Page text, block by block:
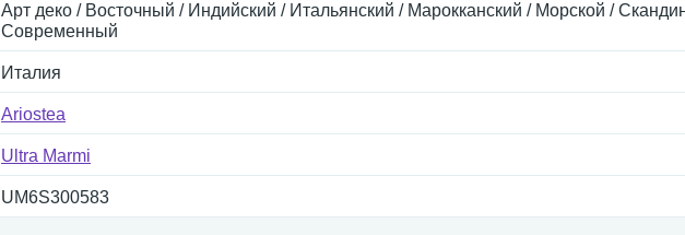
Арт деко / Восточный / Индийский / Итальянский / Марокканский / Морской /
Современный
Италия
Ariostea
Ultra Marmi
UM6S300583